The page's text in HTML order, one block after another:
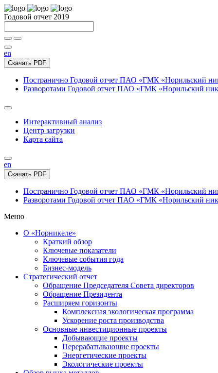
Годовой отчет 2019
en
Скачать PDF
Постранично Годовой отчет ПАО «ГМК «Норильский
Разворотами Годовой отчет ПАО «ГМК «Норильский
Интерактивный анализ
Центр загрузки
Карта сайта
en
Скачать PDF
Постранично Годовой отчет ПАО «ГМК «Норильский
Разворотами Годовой отчет ПАО «ГМК «Норильский
Меню
О «Норникеле»
Краткий обзор
Ключевые показатели
Ключевые события года
Бизнес-модель
Стратегический отчет
Обращение Председателя Совета директоров
Обращение Президента
Расширяем горизонты
Комплексная экологическая программа
Ускорение роста производства
Основные инвестиционные проекты
Добывающие проекты
Перерабатывающие проекты
Энергетические проекты
Экологические проекты